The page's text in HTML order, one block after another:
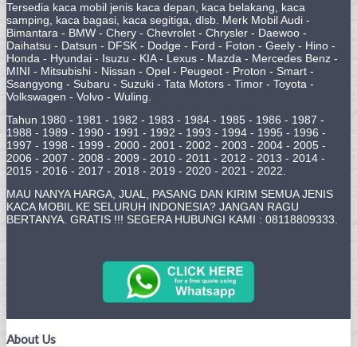
Tersedia kaca mobil jenis kaca depan, kaca belakang, kaca
samping, kaca bagasi, kaca segitiga, dlsb. Merk Mobil Audi -
Bimantara - BMW - Chery - Chevrolet - Chrysler - Daewoo -
Daihatsu - Datsun - DFSK - Dodge - Ford - Foton - Geely - Hino -
Honda - Hyundai - Isuzu - KIA - Lexus - Mazda - Mercedes Benz -
MINI - Mitsubishi - Nissan - Opel - Peugeot - Proton - Smart -
Ssangyong - Subaru - Suzuki - Tata Motors - Timor - Toyota -
Volkswagen - Volvo - Wuling.
Tahun 1980 - 1981 - 1982 - 1983 - 1984 - 1985 - 1986 - 1987 -
1988 - 1989 - 1990 - 1991 - 1992 - 1993 - 1994 - 1995 - 1996 -
1997 - 1998 - 1999 - 2000 - 2001 - 2002 - 2003 - 2004 - 2005 -
2006 - 2007 - 2008 - 2009 - 2010 - 2011 - 2012 - 2013 - 2014 -
2015 - 2016 - 2017 - 2018 - 2019 - 2020 - 2021 - 2022.
MAU NANYA HARGA, JUAL, PASANG DAN KIRIM SEMUA JENIS
KACA MOBIL KE SELURUH INDONESIA? JANGAN RAGU
BERTANYA. GRATIS !!! SEGERA HUBUNGI KAMI : 08118809333.
About Us